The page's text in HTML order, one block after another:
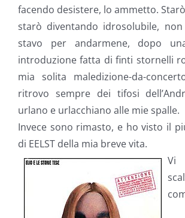
facendo desistere, lo ammetto.
starò diventando idrosolubile,
stavo per andarmene, dopo
introduzione fatta di finti stornelli
mia solita maledizione-da-
ritrovo sempre dei tifosi
urlano e urlacchiano alle mie spalle.
Invece sono rimasto, e ho visto il
di EELST della mia breve vita.